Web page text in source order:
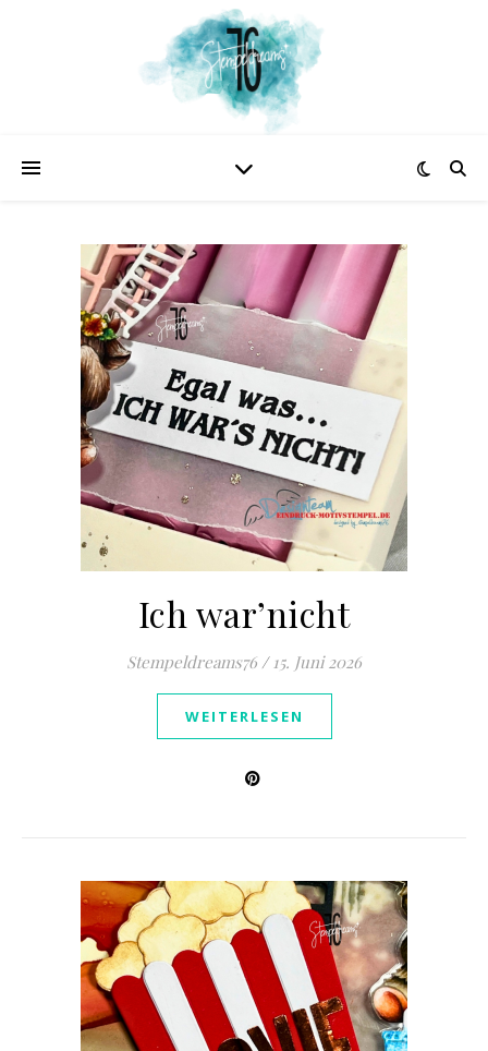
Ich war’nicht
Stempeldreams76 / 15. Juni 2026
WEITERLESEN